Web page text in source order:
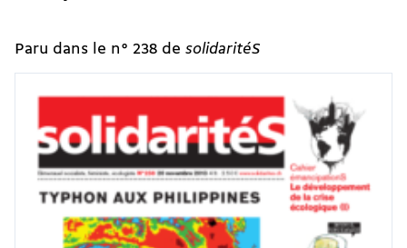
Paru dans le n° 238 de solidaritéS